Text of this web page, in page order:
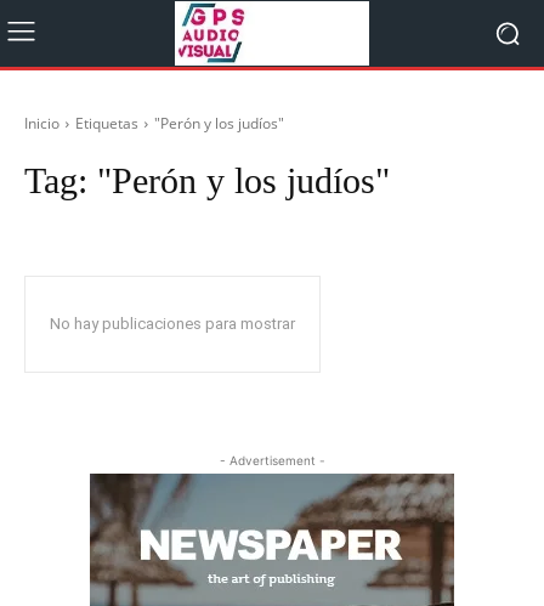
Inicio Etiquetas "Perón y los judíos"
Tag: "Perón y los judíos"
No hay publicaciones para mostrar
- Advertisement -